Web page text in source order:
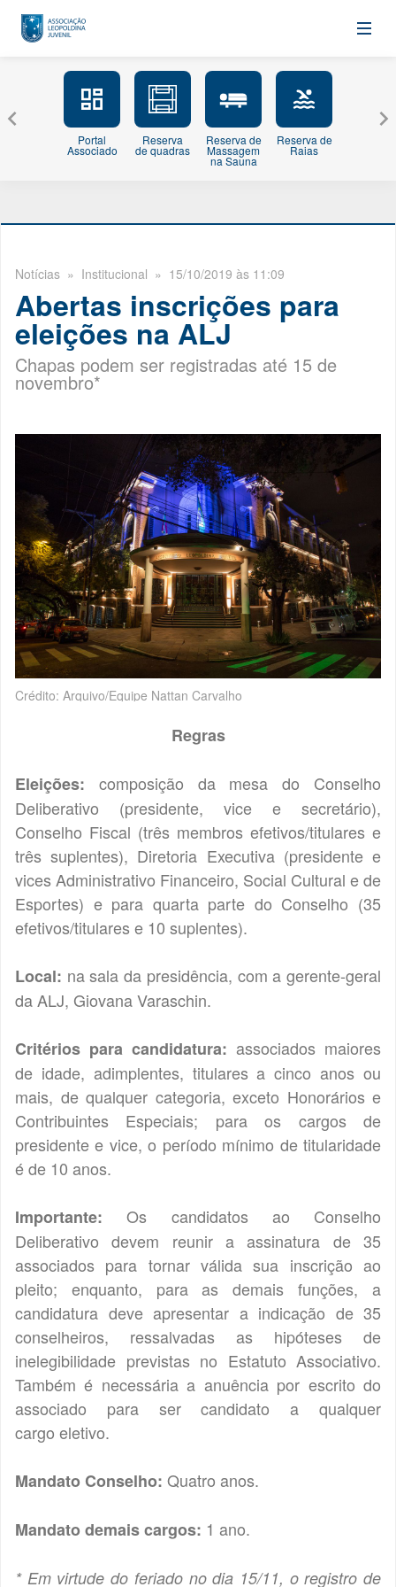
Portal
Associado
Reserva
de quadras
Reserva de
Massagem
na Sauna
Reserva de
Raias
Notícias » Institucional » 15/10/2019 às 11:09
Abertas inscrições para
eleições na ALJ
Chapas podem ser registradas até 15 de
novembro*
Crédito: Arquivo/Equipe Nattan Carvalho
Regras
Eleições: composição da mesa do Conselho
Deliberativo (presidente, vice e secretário),
Conselho Fiscal (três membros efetivos/titulares e
três suplentes), Diretoria Executiva (presidente e
vices Administrativo Financeiro, Social Cultural e de
Esportes) e para quarta parte do Conselho (35
efetivos/titulares e 10 suplentes).
Local: na sala da presidência, com a gerente-geral
da ALJ, Giovana Varaschin.
Critérios para candidatura: associados maiores
de idade, adimplentes, titulares a cinco anos ou
mais, de qualquer categoria, exceto Honorários e
Contribuintes Especiais; para os cargos de
presidente e vice, o período mínimo de titularidade
é de 10 anos.
Importante: Os candidatos ao Conselho
Deliberativo devem reunir a assinatura de 35
associados para tornar válida sua inscrição ao
pleito; enquanto, para as demais funções, a
candidatura deve apresentar a indicação de 35
conselheiros, ressalvadas as hipóteses de
inelegibilidade previstas no Estatuto Associativo.
Também é necessária a anuência por escrito do
associado para ser candidato a qualquer
cargo eletivo.
Mandato Conselho: Quatro anos.
Mandato demais cargos: 1 ano.
* Em virtude do feriado no dia 15/11, o registro de